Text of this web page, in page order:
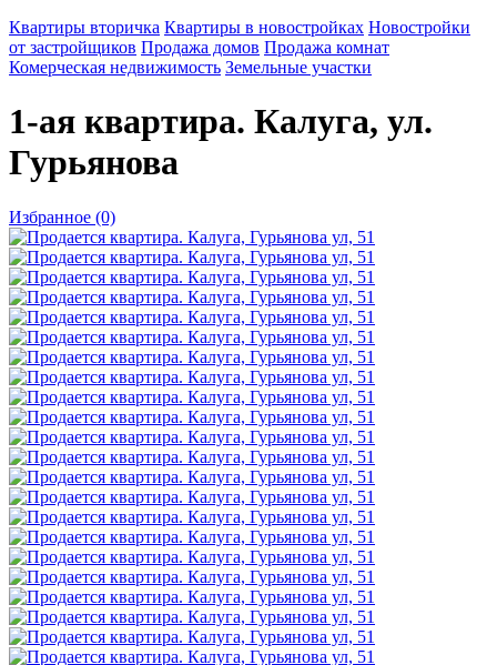
Квартиры вторичка Квартиры в новостройках Новостройки
от застройщиков Продажа домов Продажа комнат
Комерческая недвижимость Земельные участки
1-ая квартира. Калуга, ул.
Гурьянова
Избранное (0)